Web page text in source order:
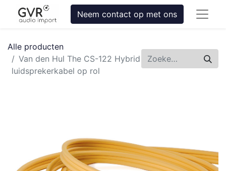
Neem contact op met ons
Alle producten
Van den Hul The CS-122 Hybrid
luidsprekerkabel op rol